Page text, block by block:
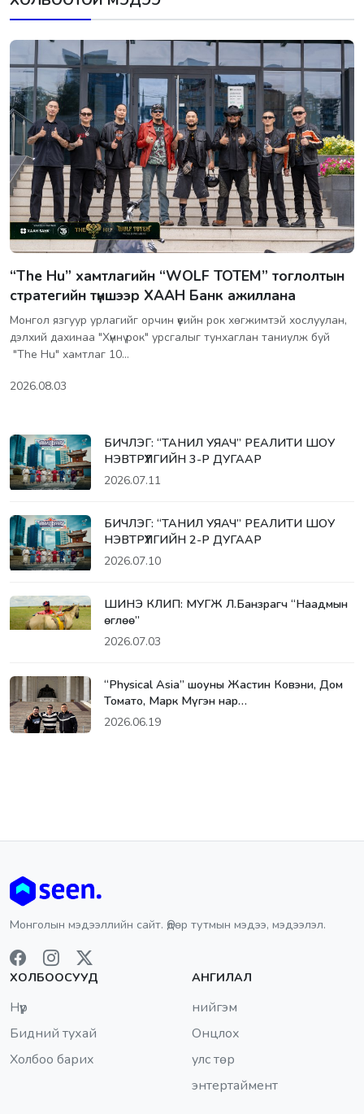
“The Hu” хамтлагийн “WOLF TOTEM” тоглолтын
стратегийн түншээр ХААН Банк ажиллана
Монгол язгуур урлагийг орчин үеийн рок хөгжимтэй хослуулан,
дэлхий дахинаа "Хүннү рок" урсгалыг тунхаглан таниулж буй
"The Hu" хамтлаг 10…
2026.08.03
БИЧЛЭГ: “ТАНИЛ УЯАЧ” РЕАЛИТИ ШОУ
НЭВТРҮҮЛГИЙН 3-Р ДУГААР
2026.07.11
БИЧЛЭГ: “ТАНИЛ УЯАЧ” РЕАЛИТИ ШОУ
НЭВТРҮҮЛГИЙН 2-Р ДУГААР
2026.07.10
ШИНЭ КЛИП: МУГЖ Л.Банзрагч “Наадмын
өглөө”
2026.07.03
“Physical Asia” шоуны Жастин Ковэни, Дом
Томато, Марк Мүгэн нар…
2026.06.19
Монголын мэдээллийн сайт. Өдөр тутмын мэдээ, мэдээлэл.
ХОЛБООСУУД
Нүүр
Бидний тухай
Холбоо барих
АНГИЛАЛ
нийгэм
Онцлох
улс төр
энтертаймент